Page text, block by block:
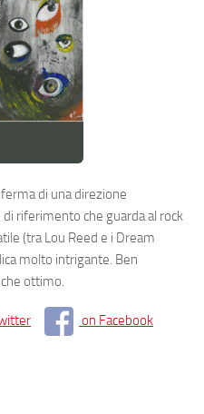
di una direzione
riferimento che guarda al rock
(tra Lou Reed e i Dream
molto intrigante. Ben
ottimo.
on Facebook